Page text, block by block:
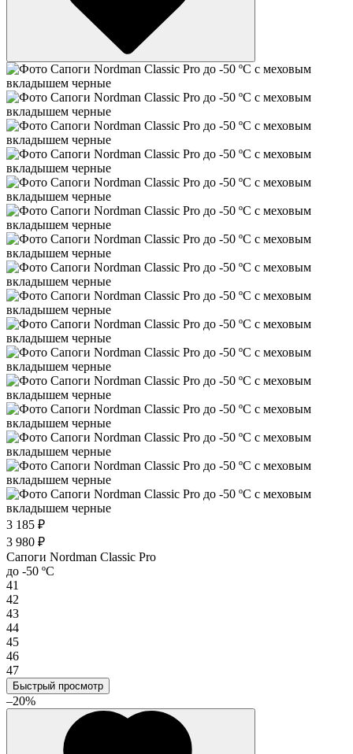
3 185 ₽
3 980 ₽
Сапоги Nordman Classic Pro
до -50 ºС
41
42
43
44
45
46
47
Быстрый просмотр
–20%